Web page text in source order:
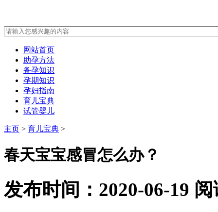
网站首页
助孕方法
备孕知识
孕期知识
孕妇指南
育儿宝典
试管婴儿
主页 > 育儿宝典 >
春天宝宝感冒怎么办？
发布时间：2020-06-19